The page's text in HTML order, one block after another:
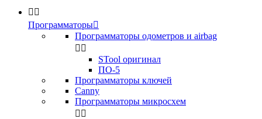
 
Программаторы
Программаторы одометров и airbag
 
STool оригинал
ПО-5
Программаторы ключей
Canny
Программаторы микросхем
 